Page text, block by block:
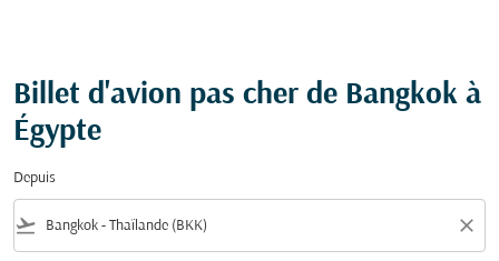
Billet d'avion pas cher de Bangkok à
Égypte
Depuis
flight_takeoff close